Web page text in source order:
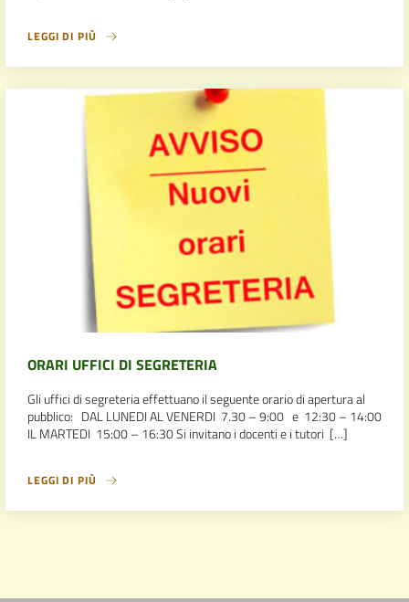
LEGGI DI PIÙ
ORARI UFFICI DI SEGRETERIA
Gli uffici di segreteria effettuano il seguente orario di apertura al
pubblico: DAL LUNEDI AL VENERDI 7.30 – 9:00 e 12:30 – 14:00
IL MARTEDI 15:00 – 16:30 Si invitano i docenti e i tutori […]
LEGGI DI PIÙ